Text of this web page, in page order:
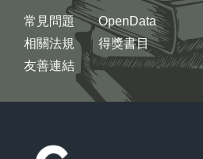
常見問題
相關法規
友善連結
OpenData
得獎書目